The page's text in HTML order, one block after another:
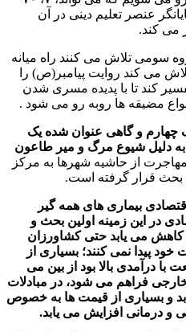
نمایانگر عنصر تعلیم دینی در آن
می کند.
سومی تلاش می کنند راه میانه
می کند روایت پیامبر(ص) را
کند تا با پدیده مسری شدن
مضیقه ها روبه رو می شود .
و گاهی عنوان شده یک
دلیل شیوع مرگ و میر طاعون
از حاشیه شهرها به مرکز
بحث قرار گرفته است.
اقتصادی بیماری های همه گیر
در این زمینه اولین بحث و
می یابد حتی کشاورزان
پیدا نمی کنند؛ بسیاری از
درآمدی بالا بود از بین می
خارجی فراهم می شود، در مبادلات
و بسیاری از قیمت ها به خصوص
درمانی افزایش می یابد.